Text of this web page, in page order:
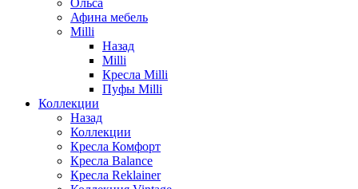
Ольса
Афина мебель
Milli
Назад
Milli
Кресла Milli
Пуфы Milli
Коллекции
Назад
Коллекции
Кресла Комфорт
Кресла Balance
Кресла Reklainer